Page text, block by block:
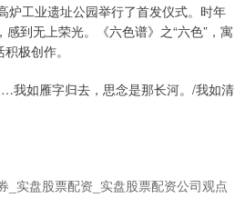
炉工业遗址公园举行了首发仪式。时年
到无上荣光。《六色谱》之“六色”，寓
极创作。
我如雁字归去，思念是那长河。/我如清
_实盘股票配资_实盘股票配资公司观点